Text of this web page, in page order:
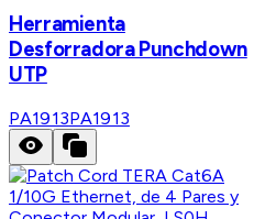
Herramienta
Desforradora Punchdown
UTP
PA1913PA1913